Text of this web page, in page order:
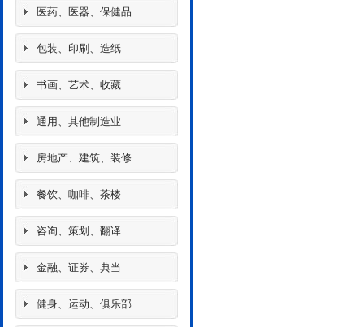
医药、医器、保健品
包装、印刷、造纸
书画、艺术、收藏
通用、其他制造业
房地产、建筑、装修
餐饮、咖啡、茶楼
咨询、策划、翻译
金融、证券、典当
健身、运动、俱乐部